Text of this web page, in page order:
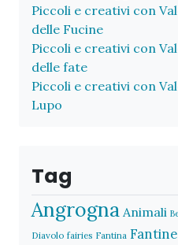
Piccoli e creativi con
delle Fucine
Piccoli e creativi con
delle fate
Piccoli e creativi con
Lupo
Tag
Angrogna Animali
Diavolo fairies Fantina Fantine